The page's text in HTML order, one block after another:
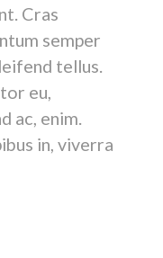
Cras
semper
tellus.
eu,
ac, enim.
in, viverra